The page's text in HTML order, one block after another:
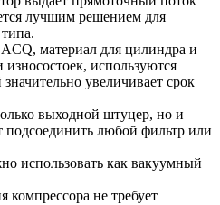
лучшим решением для
материал для цилиндра и
используются
увеличивает срок
выходной штуцер, но и
подсоединить любой фильтр или
использовать как вакуумный
компрессора не требует